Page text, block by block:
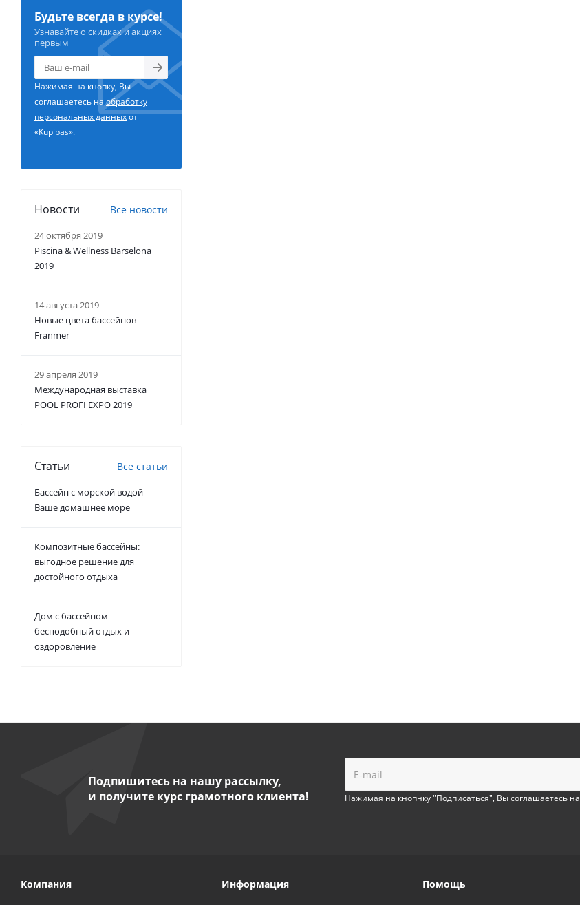
Будьте всегда в курсе!
Узнавайте о скидках и акциях
первым
Нажимая на кнопку, Вы
соглашаетесь наобработку
персональных данныхот
«Kupibas».
Новости Все новости
24 октября 2019
Piscina & Wellness Barselona
2019
14 августа 2019
Новые цвета бассейнов
Franmer
29 апреля 2019
Международная выставка
POOL PROFI EXPO 2019
Статьи Все статьи
Бассейн с морской водой –
Ваше домашнее море
Композитные бассейны:
выгодное решение для
достойного отдыха
Дом с бассейном –
бесподобный отдых и
оздоровление
Подпишитесь на нашу рассылку,
и получите курс грамотного клиента!
Нажимая на кнопнку "Подписаться", Вы соглашаетесь на
Компания Информация Помощь